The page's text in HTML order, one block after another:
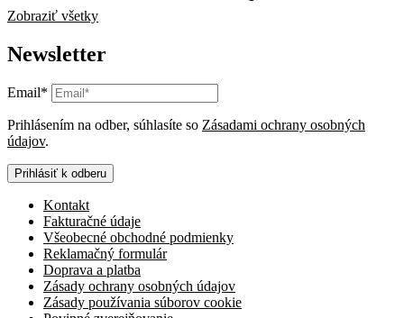
Zobraziť všetky
Newsletter
Email*
Prihlásením na odber, súhlasíte so Zásadami ochrany osobných
údajov.
Prihlásiť k odberu
Kontakt
Fakturačné údaje
Všeobecné obchodné podmienky
Reklamačný formulár
Doprava a platba
Zásady ochrany osobných údajov
Zásady používania súborov cookie